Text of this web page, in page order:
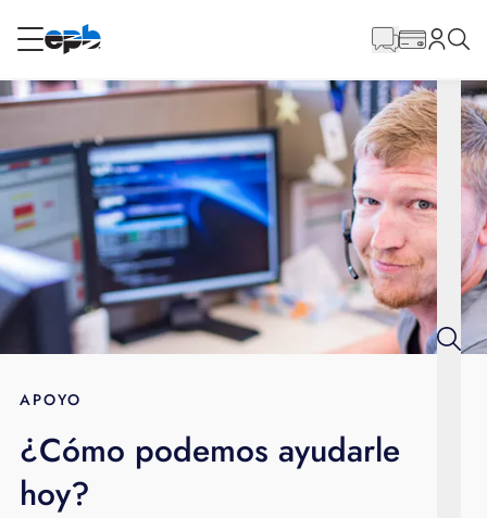
RESIDENCIAL
Internet
Energía
Televisión
BLOG
APOYO
principal
APOYO
¿Cómo podemos ayudarle
hoy?